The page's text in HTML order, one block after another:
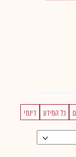
כל המידע דינמי